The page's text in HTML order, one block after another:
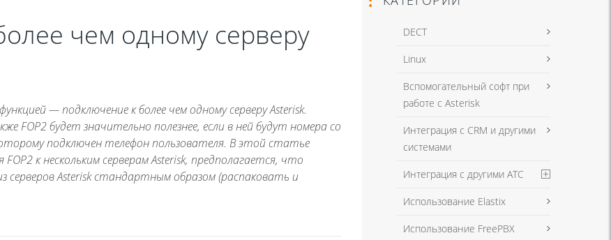
чем одному серверу
— подключение к более чем одному серверу Asterisk.
FOP2 будет значительно полезнее, если в ней будут номера со
подключен телефон пользователя. В этой статье
к нескольким серверам Asterisk, предполагается, что
серверов Asterisk стандартным образом (распаковать и
DECT
Linux
Вспомогательный софт при
работе с Asterisk
Интеграция с CRM и другими
системами
Интеграция с другими АТС
Использование Elastix
Использование FreePBX